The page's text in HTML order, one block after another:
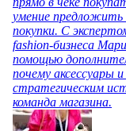
умение предложить
покупки. С
fashion-бизнеса
помощью
почему аксессуары
стратегическим
команда магазина.